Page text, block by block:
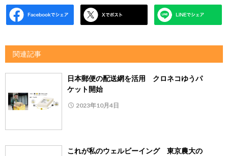
関連記事
日本郵便の配送網を活用 クロネコゆうパ
ケット開始
2023年10月4日
これが私のウェルビーイング 東京農大の